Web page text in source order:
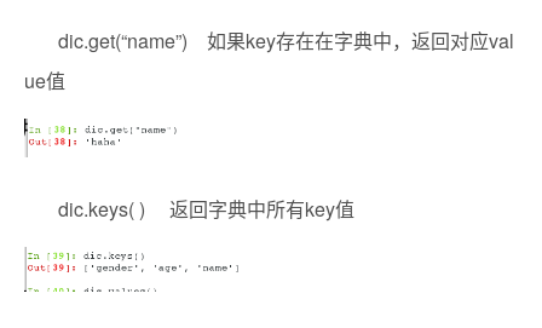
dic.get(“name”) 如果key存在在字典中，返回对应val
ue值
dic.keys( ) 返回字典中所有key值